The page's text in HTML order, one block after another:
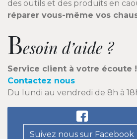
des outils et des produits en
réparer vous-même vos
Besoin d’aide ?
Service client à votre écoute !
Contactez nous
Du lundi au vendredi de 8h à
Suivez nous sur Facebook